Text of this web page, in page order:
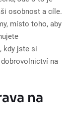
osobnost a cíle.
místo toho, aby
kdy jste si
na
na